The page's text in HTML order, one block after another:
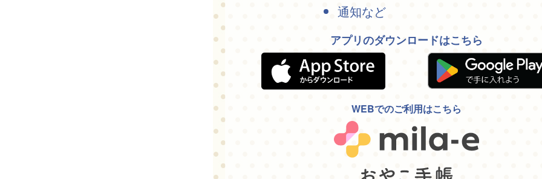
通知など
アプリのダウンロードはこちら
WEBでのご利用はこちら